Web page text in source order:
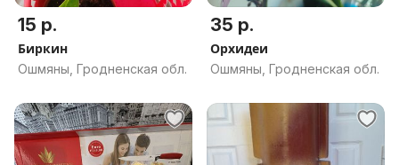
15 р.
Биркин
Ошмяны, Гродненская обл.
35 р.
Орхидеи
Ошмяны, Гродненская обл.